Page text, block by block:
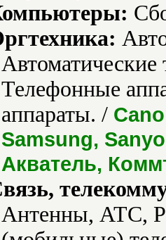
Телефонные
аппараты. /
Samsung,
Акватель,
Антенны, АТС,